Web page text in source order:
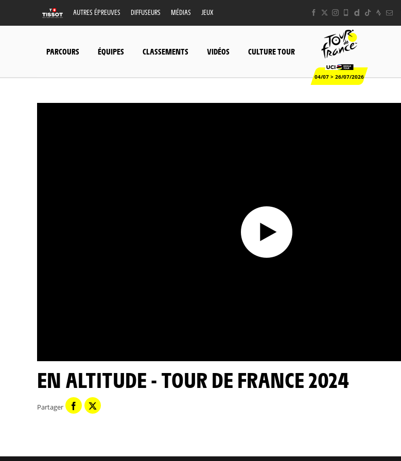
AUTRES ÉPREUVES DIFFUSEURS MÉDIAS JEUX
PARCOURS ÉQUIPES CLASSEMENTS VIDÉOS CULTURE TOUR
04/07 > 26/07/2026
EN ALTITUDE - TOUR DE FRANCE 2024
Partager